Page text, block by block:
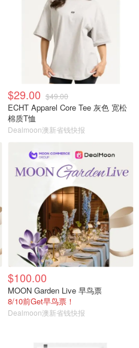
$29.00 $49.00
ECHT Apparel Core Tee 灰色 宽松
棉质T恤
Dealmoon澳新省钱快报
$100.00
MOON Garden Live 早鸟票
8/10前Get早鸟票！
Dealmoon澳新省钱快报